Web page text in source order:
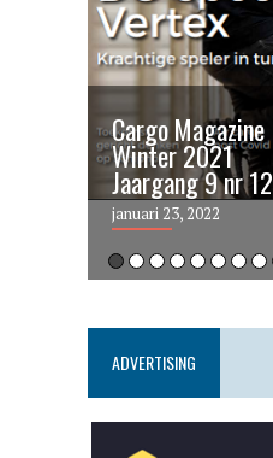
Cargo Magazine
Winter 2021
Jaargang 9 nr 12
januari 23, 2022
ADVERTISING